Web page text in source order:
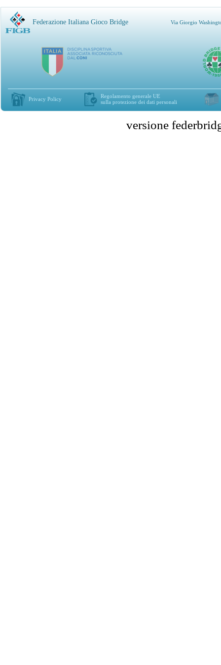
Federazione Italiana Gioco Bridge Via Giorgio
Privacy Policy
Regolamento generale UE
sulla protezione dei dati personali
versione